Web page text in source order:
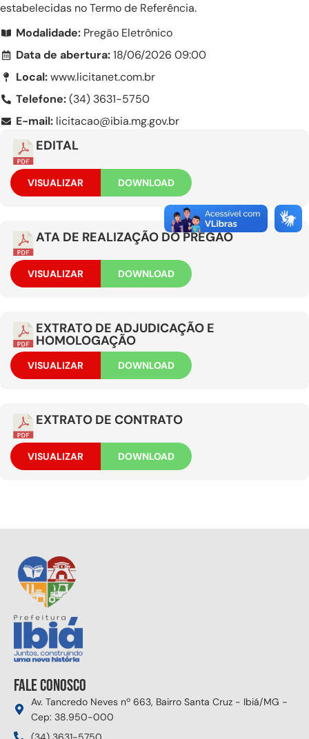
estabelecidas no Termo de Referência.
Modalidade:Pregão Eletrônico
Data de abertura:18/06/2026 09:00
Local:www.licitanet.com.br
Telefone:(34) 3631-5750
E-mail: licitacao@ibia.mg.gov.br
EDITAL
VISUALIZAR DOWNLOAD
ATA DE REALIZAÇÃO DO PREGÃO
VISUALIZAR DOWNLOAD
EXTRATO DE ADJUDICAÇÃO E
HOMOLOGAÇÃO
VISUALIZAR DOWNLOAD
EXTRATO DE CONTRATO
VISUALIZAR DOWNLOAD
Fale conosco
Av. Tancredo Neves nº 663, Bairro Santa Cruz - Ibiá/MG -
Cep: 38.950-000